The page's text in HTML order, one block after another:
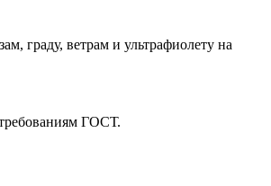
граду, ветрам и ультрафиолету на
ГОСТ.